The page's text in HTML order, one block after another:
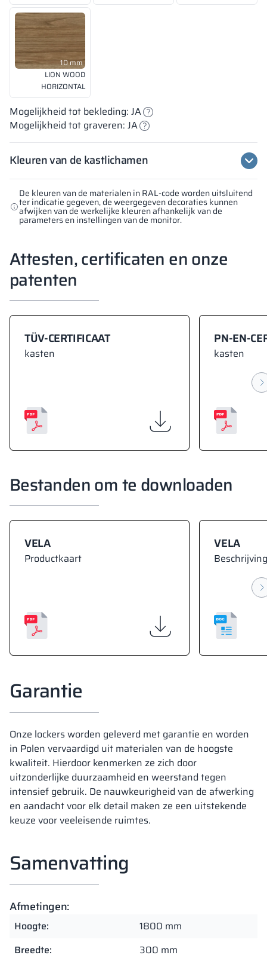
De kleuren van de materialen in RAL-code worden uitsluitend
ter indicatie gegeven, de weergegeven decoraties kunnen
afwijken van de werkelijke kleuren afhankelijk van de
parameters en instellingen van de monitor.
10 mm
LION WOOD
HORIZONTAL
Mogelijkheid tot bekleding: JA
Mogelijkheid tot graveren: JA
Kleuren van de kastlichamen
Attesten, certificaten en onze
patenten
TÜV-CERTIFICAAT
kasten
PN-EN-
kasten
Bestanden om te downloaden
VELA
Productkaart
VELA
Garantie
Onze lockers worden geleverd met garantie en worden
in Polen vervaardigd uit materialen van de hoogste
kwaliteit. Hierdoor kenmerken ze zich door
uitzonderlijke duurzaamheid en weerstand tegen
intensief gebruik. De nauwkeurigheid van de afwerking
en aandacht voor elk detail maken ze een uitstekende
keuze voor veeleisende ruimtes.
Samenvatting
Afmetingen:
Hoogte:
1800 mm
Breedte:
300 mm